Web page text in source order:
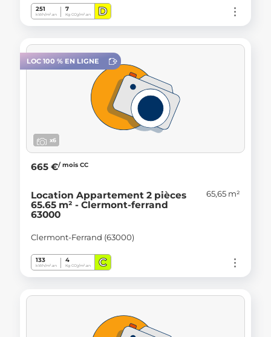
251
kWh/m².an
7
Kg CO2/m².an D
LOC 100 % EN LIGNE
x6
665 €/ mois CC
Location Appartement 2 pièces
65.65 m² - Clermont-ferrand
63000
65,65 m²
Clermont-Ferrand (63000)
133
kWh/m².an
4
Kg CO2/m².an C